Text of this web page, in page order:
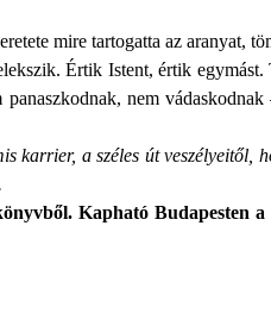
mire tartogatta az aranyat,
Értik Istent, értik
nem
karrier, a széles út veszélyeitől,
Kapható Budapesten